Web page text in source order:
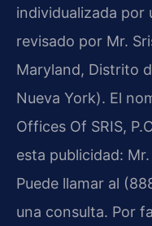
individualizada por
revisado por Mr.
Maryland, Distrito
Nueva York). El
Offices Of SRIS,
esta publicidad:
Puede llamar al
una consulta. Por